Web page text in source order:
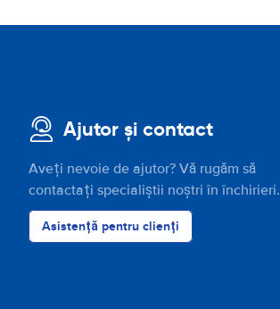
Ajutor și contact
Aveți nevoie de ajutor? Vă rugăm să
contactați specialiștii noștri în închirieri.
Asistență pentru clienți